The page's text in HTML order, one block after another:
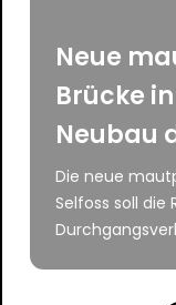
Neue
Brücke
Neubau
Die neue
Selfoss soll